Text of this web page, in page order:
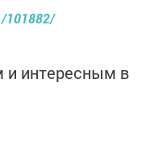
101882/
интересным в